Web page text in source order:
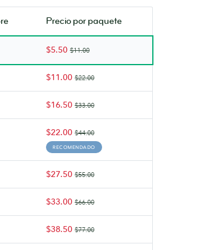
breve.
Precio por paquete
$5.50 $11.00
$11.00 $22.00
$16.50 $33.00
$22.00 $44.00
RECOMENDADO
$27.50 $55.00
$33.00 $66.00
$38.50 $77.00